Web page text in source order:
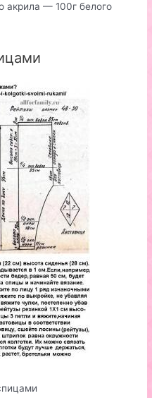
акрила — 100г белого